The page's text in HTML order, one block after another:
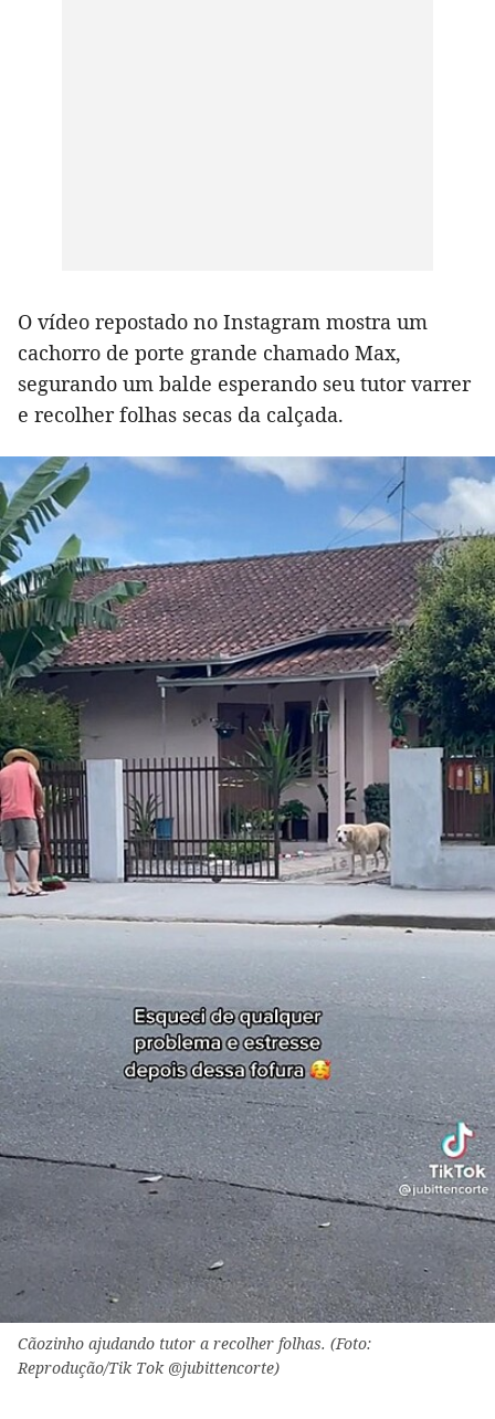
O vídeo repostado no Instagram mostra um
cachorro de porte grande chamado Max,
segurando um balde esperando seu tutor varrer
e recolher folhas secas da calçada.
Cãozinho ajudando tutor a recolher folhas. (Foto:
Reprodução/Tik Tok @jubittencorte)